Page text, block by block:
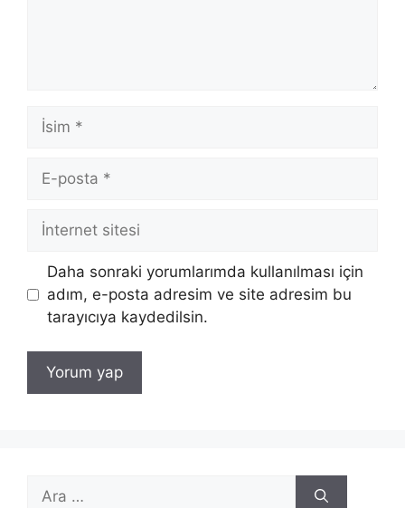
İsim
posta
İnternet
sitesi
Daha sonraki yorumlarımda kullanılması için
adım, e-posta adresim ve site adresim bu
tarayıcıya kaydedilsin.
için